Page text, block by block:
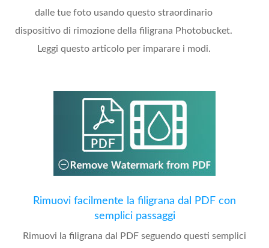
dalle tue foto usando questo straordinario
dispositivo di rimozione della filigrana Photobucket.
Leggi questo articolo per imparare i modi.
Rimuovi facilmente la filigrana dal PDF con
semplici passaggi
Rimuovi la filigrana dal PDF seguendo questi semplici